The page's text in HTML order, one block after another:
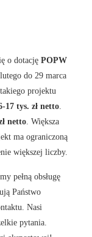
o dotacjęPOPW
do 29 marca
projektu
17 tys. zł netto.
netto. Większa
ma ograniczoną
większej liczby.
pełną obsługę
Państwo
Nasi
pytania.